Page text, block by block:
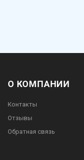
О КОМПАНИИ
Контакты
Отзывы
Обратная связь